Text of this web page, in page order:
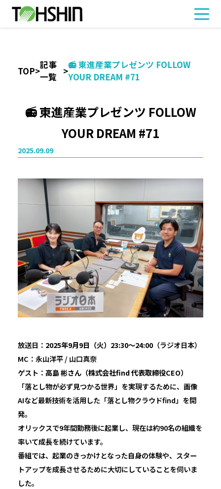
TOP>
記事
一覧
>
📻 東進産業プレゼンツ FOLLOW
YOUR DREAM #71
📻 東進産業プレゼンツ FOLLOW
YOUR DREAM #71
2025.09.09
放送日： 2025年9月9日（火）23:30〜24:00（ラジオ日本）
MC：永山洋平 / 山口真奈
ゲスト： 高島 彬さん（株式会社find 代表取締役CEO）
「落とし物が必ず見つかる世界」を実現するために、画像
AIなど最新技術を活用した「落とし物クラウドfind」を開
発。
オリックスで9年間勤務後に起業し、現在は約90名の組織を
率いて成長を続けています。
番組では、起業のきっかけとなった自身の体験や、スター
トアップを成長させるために大切にしていることを伺いま
した。